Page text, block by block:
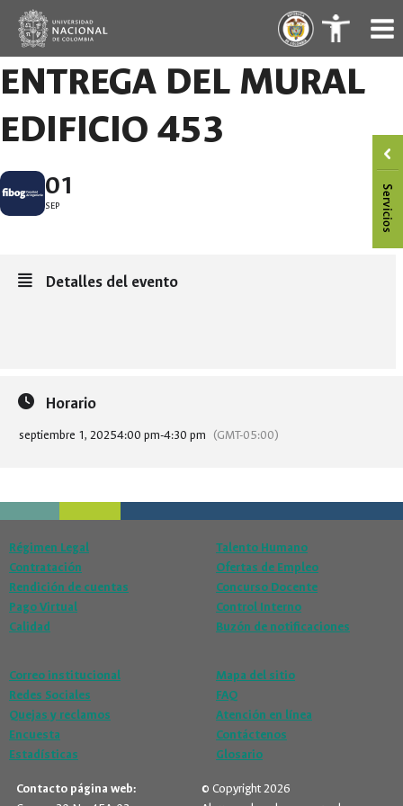
Saltar
contenido
. .
ENTREGA DEL MURAL
EDIFICIO 453
01
SEP
Detalles del evento
Horario
septiembre 1, 20254:00 pm-4:30 pm (GMT-05:00)
Régimen Legal
Contratación
Rendición de cuentas
Pago Virtual
Calidad
Talento Humano
Ofertas de Empleo
Concurso Docente
Control Interno
Buzón de notificaciones
Correo institucional
Redes Sociales
Quejas y reclamos
Encuesta
Estadísticas
Mapa del sitio
FAQ
Atención en línea
Contáctenos
Glosario
Contacto página web:
© Copyright 2026